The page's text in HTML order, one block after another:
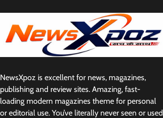
NewsXpoz is excellent for news, magazines,
publishing and review sites. Amazing, fast-
loading modern magazines theme for personal
or editorial use. You’ve literally never seen or used